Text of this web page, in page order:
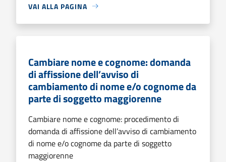
VAI ALLA PAGINA
Cambiare nome e cognome: domanda
di affissione dell’avviso di
cambiamento di nome e/o cognome da
parte di soggetto maggiorenne
Cambiare nome e cognome: procedimento di
domanda di affissione dell’avviso di cambiamento
di nome e/o cognome da parte di soggetto
maggiorenne